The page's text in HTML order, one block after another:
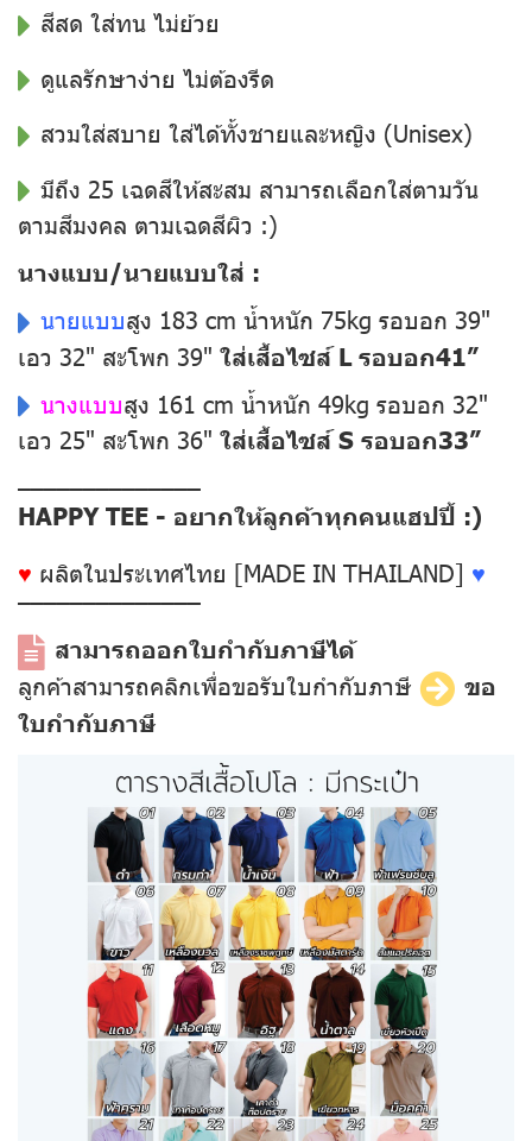
สีสด ใส่ทน ไม่ย้วย
ดูแลรักษาง่าย ไม่ต้องรีด
สวมใส่สบาย ใส่ได้ทั้งชายและหญิง (Unisex)
มีถึง 25 เฉดสีให้สะสม สามารถเลือกใส่ตามวัน
ตามสีมงคล ตามเฉดสีผิว :)
นางแบบ/นายแบบใส่ :
นายแบบสูง 183 cm น้ำหนัก 75kg รอบอก 39"
เอว 32" สะโพก 39" ใส่เสื้อไซส์ L รอบอก41”
นางแบบสูง 161 cm น้ำหนัก 49kg รอบอก 32"
เอว 25" สะโพก 36" ใส่เสื้อไซส์ S รอบอก33”
––––––––––––––
HAPPY TEE - อยากให้ลูกค้าทุกคนแฮปปี้ :)
♥ ผลิตในประเทศไทย [MADE IN THAILAND] ♥
––––––––––––––
สามารถออกใบกำกับภาษีได้
ลูกค้าสามารถคลิกเพื่อขอรับใบกำกับภาษี
ขอ
ใบกำกับภาษี